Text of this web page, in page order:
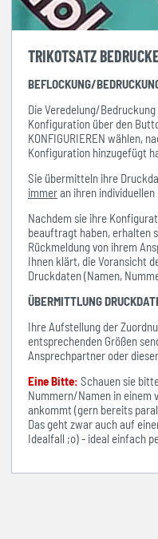
TRIKOTSATZ
BEFLOCKUNG/
Die Veredelung/
Konfiguration über den
KONFIGURIEREN wählen,
Konfiguration hinzugefügt
Sie übermitteln ihre
immeran ihren
Nachdem sie ihre
beauftragt haben, erhalten
Rückmeldung von ihrem
Ihnen klärt, die Voransicht
Druckdaten (Namen,
ÜBERMITTLUNG
Ihre Aufstellung der
entsprechenden Größen
Ansprechpartner oder
Eine Bitte: Schauen sie
Nummern/Namen in einem
ankommt (gern bereits
Das geht zwar auch auf
Idealfall ;o) - ideal einfach